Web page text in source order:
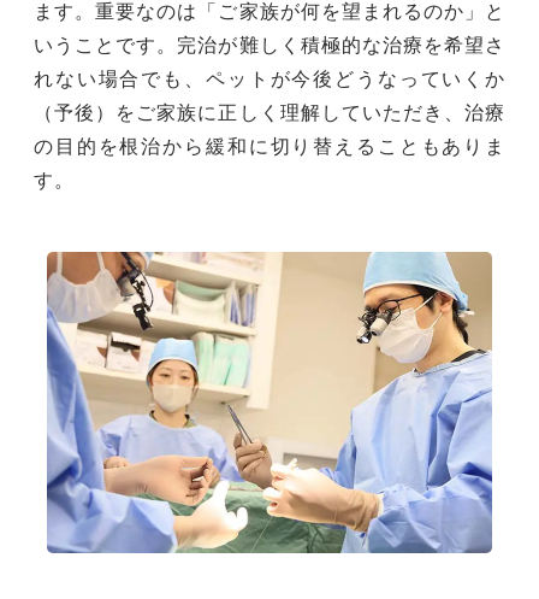
ます。重要なのは「ご家族が何を望まれるのか」と
いうことです。完治が難しく積極的な治療を希望さ
れない場合でも、ペットが今後どうなっていくか
（予後）をご家族に正しく理解していただき、治療
の目的を根治から緩和に切り替えることもありま
す。